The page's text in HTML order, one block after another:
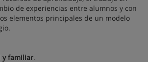
de experiencias entre alumnos y con
elementos principales de un modelo
y familiar.